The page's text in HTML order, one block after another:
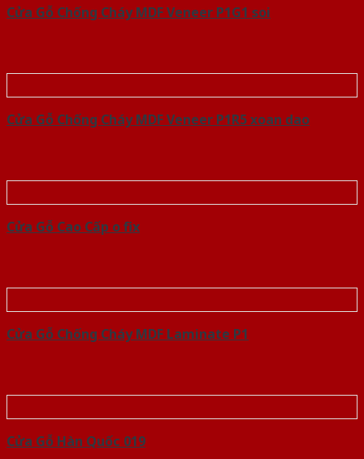
Cửa Gỗ Chống Cháy MDF Veneer P1G1 soi
Cửa Gỗ Chống Cháy MDF Veneer P1R5 xoan dao
Cửa Gỗ Cao Cấp o fix
Cửa Gỗ Chống Cháy MDF Laminate P1
Cửa Gỗ Hàn Quốc 019